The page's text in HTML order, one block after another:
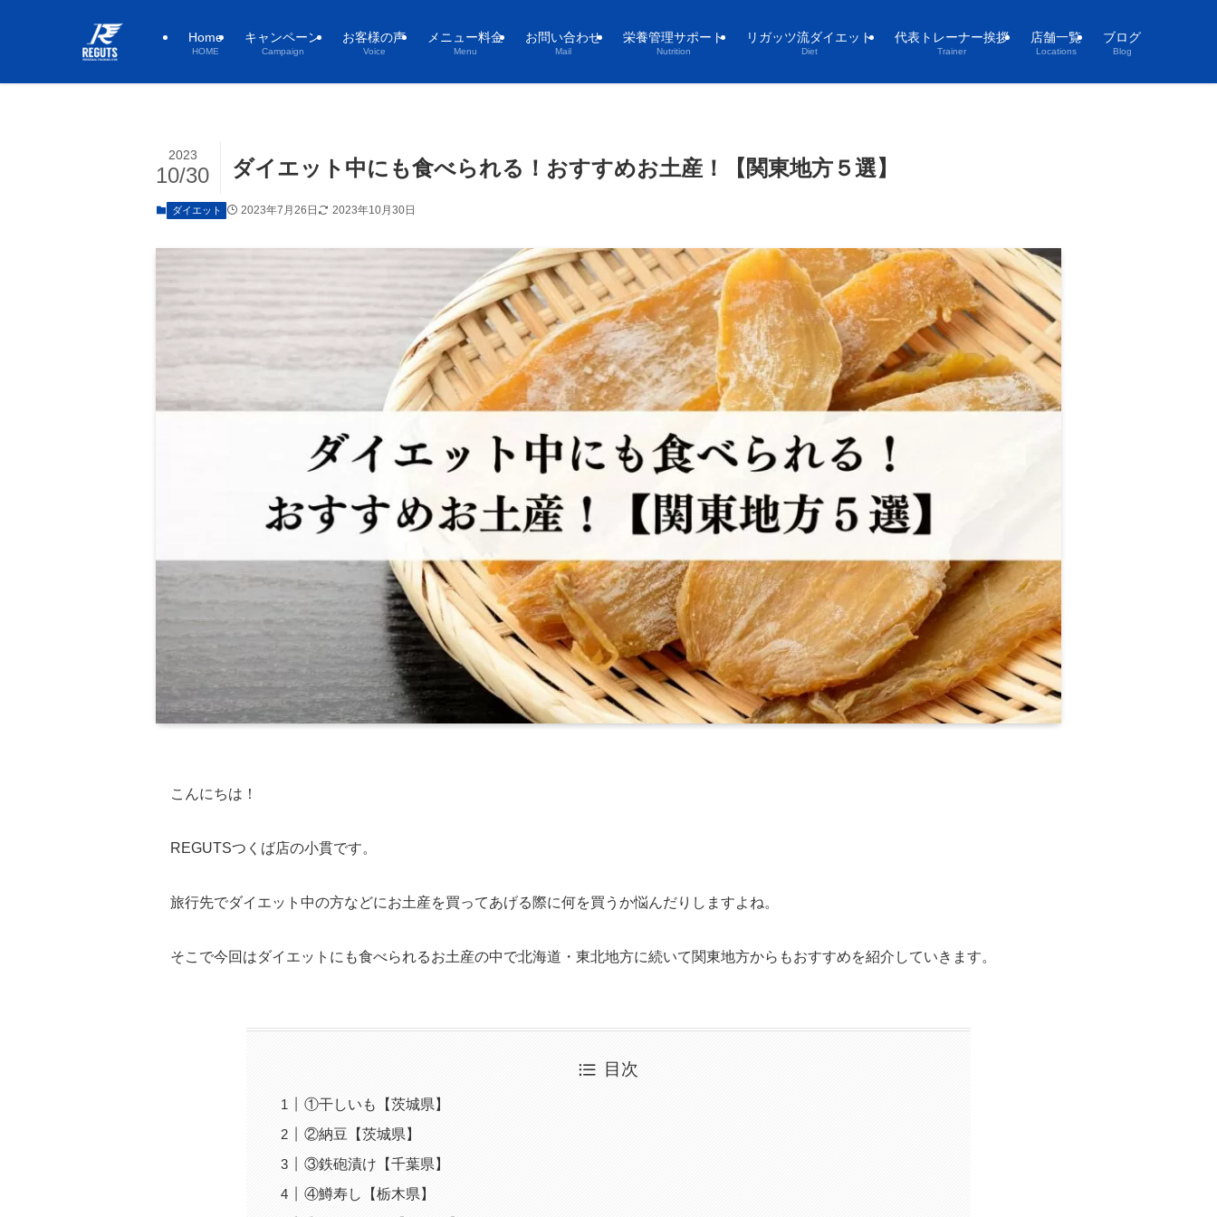
Home
HOME
キャンペーン
Campaign
お客様の声
Voice
メニュー料金
Menu
お問い合わせ
Mail
栄養管理サポート
Nutrition
リガッツ流ダイエット
Diet
代表トレーナー挨拶
Trainer
店舗一覧
Locations
ブログ
Blog
ダイエット中にも食べられる！おすすめお土産！【関東地方５選】
2023
10/30
ダイエット 2023年7月26日 2023年10月30日
こんにちは！
REGUTSつくば店の小貫です。
旅行先でダイエット中の方などにお土産を買ってあげる際に何を買うか悩んだりしますよね。
そこで今回はダイエットにも食べられるお土産の中で北海道・東北地方に続いて関東地方からもおすすめを紹介していきます。
目次
①干しいも【茨城県】
②納豆【茨城県】
③鉄砲漬け【千葉県】
④鱒寿し【栃木県】